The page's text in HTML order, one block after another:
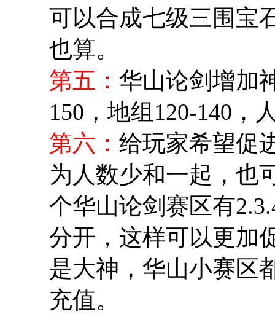
可以合成七级三围宝
也算。
第五： 华山论剑增加
150，地组120-140，
第六： 给玩家希望促
为人数少和一起，也
个华山论剑赛区有
分开，这样可以更加
是大神，华山小赛区
充值。